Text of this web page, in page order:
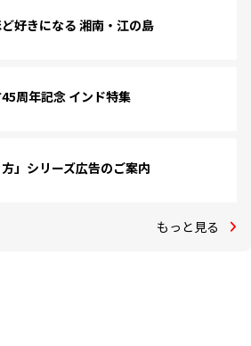
好きになる 湘南・江の島
周年記念 インド特集
方」シリーズ広告のご案内
もっと見る